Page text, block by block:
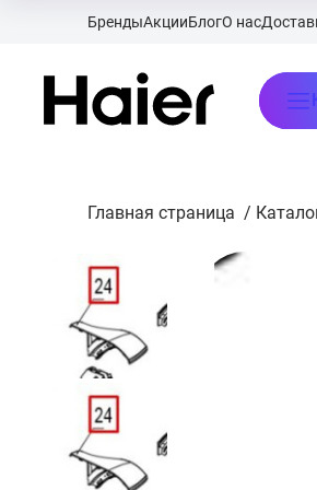
БрендыАкцииБлогО нас
Главная страница /